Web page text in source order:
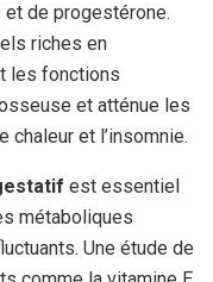
de progestérone.
riches en
les fonctions
et atténue les
et l’insomnie.
est essentiel
métaboliques
Une étude de